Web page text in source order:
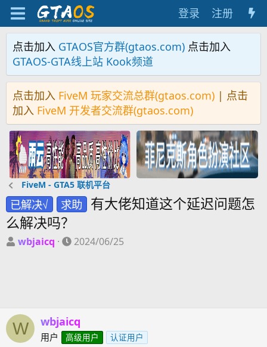
登录 注册
点击加入 GTAOS官方群(gtaos.com) 点击加入
GTAOS-GTA线上站 Kook频道
点击加入 FiveM 玩家交流总群(gtaos.com) | 点击
加入 FiveM 开发者交流群(gtaos.com)
FiveM - GTA5 联机平台
已解决√ 求助
有大佬知道这个延迟问题怎
么解决吗？
主
wbjaicq
开
2024/06/25
W wbjaicq
用户 高级用户 认证用户